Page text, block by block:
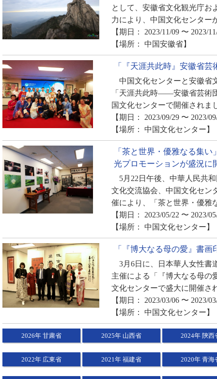
として、安徽省文化観光庁お
力により、中国文化センター
【期日： 2023/11/09 〜 2023/
【場所： 中国安徽省】
「『天涯共此時』安徽省
中国文化センターと安徽省
「天涯共此時――安徽省芸術
国文化センターで開催され
【期日： 2023/09/29 〜 2023/
【場所： 中国文化センター】
「茶と世界・優雅なる集
光プロモーションが盛況に
5月22日午後、中華人民共
文化交流協会、中国文化セン
催により、「茶と世界・優
【期日： 2023/05/22 〜 2023/
【場所： 中国文化センター】
「『博大なる母の愛』書
3月6日に、日本華人女性書
主催による「『博大なる母の
文化センターで盛大に開催
【期日： 2023/03/06 〜 2023/
【場所： 中国文化センター】
2026年 甘粛省 2025年 山西省 2024年 陝西
2022年 広東省 2021年 福建省 2020年 青海